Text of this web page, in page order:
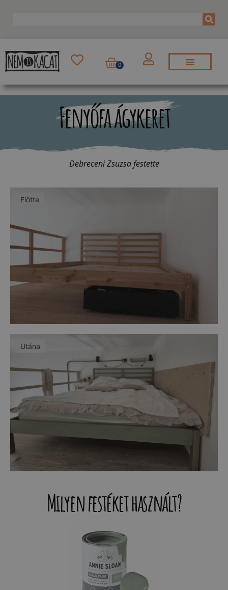
0
Fenyőfa ágykeret
Debreceni Zsuzsa festette
Milyen festéket használt?